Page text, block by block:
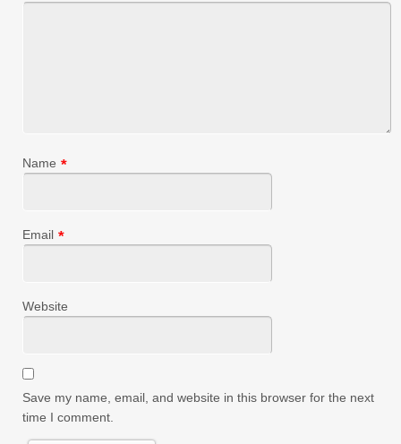
Name *
Email *
Website
Save my name, email, and website in this browser for the next
time I comment.